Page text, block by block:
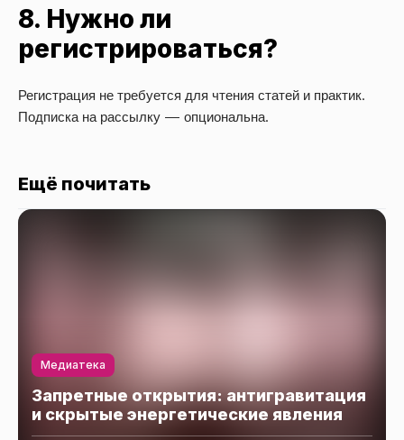
8. Нужно ли
регистрироваться?
Регистрация не требуется для чтения статей и практик.
Подписка на рассылку — опциональна.
Ещё почитать
Медиатека
Запретные открытия: антигравитация
и скрытые энергетические явления